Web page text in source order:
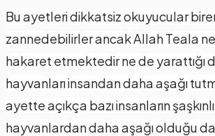
Bu ayetleri dikkatsiz okuyucular
zannedebilirler ancak Allah Teala
hakaret etmektedir ne de yarattığı
hayvanları insandan daha aşağı
ayette açıkça bazı insanların
hayvanlardan daha aşağı olduğu